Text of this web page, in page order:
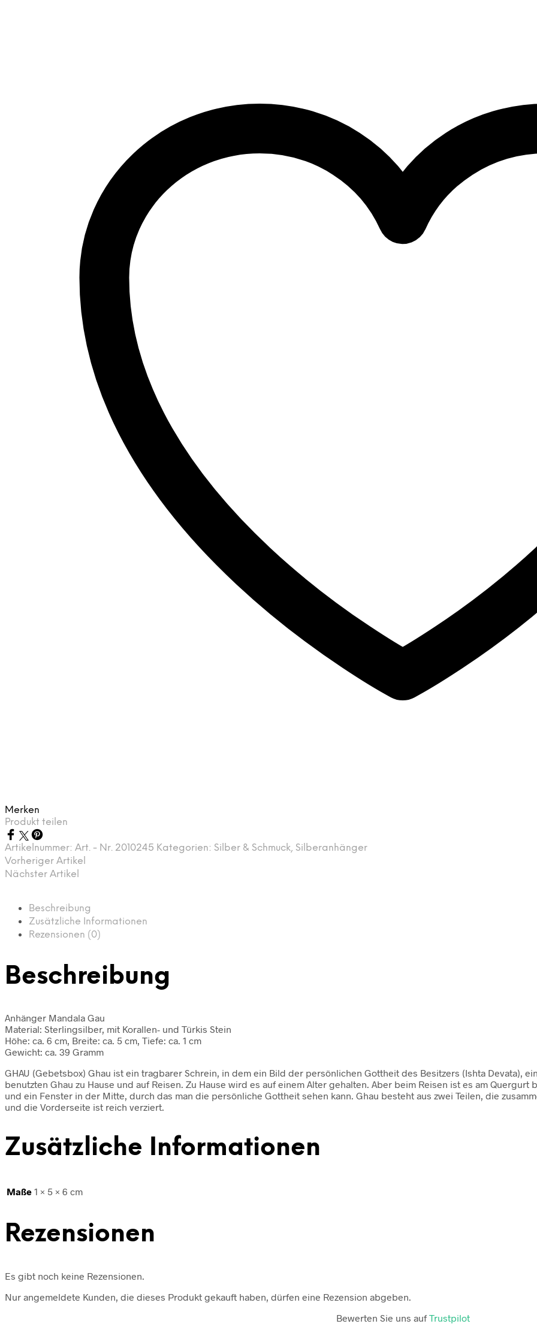
Merken
Produkt teilen
Artikelnummer: Art. - Nr. 2010245 Kategorien: Silber & Schmuck, Silberanhänger
Vorheriger Artikel
Nächster Artikel
Beschreibung
Zusätzliche Informationen
Rezensionen (0)
Beschreibung
Anhänger Mandala Gau
Material: Sterlingsilber, mit Korallen- und Türkis Stein
Höhe: ca. 6 cm, Breite: ca. 5 cm, Tiefe: ca. 1 cm
Gewicht: ca. 39 Gramm
GHAU (Gebetsbox) Ghau ist ein tragbarer Schrein, in dem ein Bild der persönlichen Gottheit des Besitzers (Ishta Devata),
benutzten Ghau zu Hause und auf Reisen. Zu Hause wird es auf einem Alter gehalten. Aber beim Reisen ist es am
und ein Fenster in der Mitte, durch das man die persönliche Gottheit sehen kann. Ghau besteht aus zwei Teilen, die
und die Vorderseite ist reich verziert.
Zusätzliche Informationen
Maße 1 × 5 × 6 cm
Rezensionen
Es gibt noch keine Rezensionen.
Nur angemeldete Kunden, die dieses Produkt gekauft haben, dürfen eine Rezension abgeben.
Bewerten Sie uns aufTrustpilot